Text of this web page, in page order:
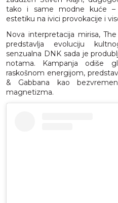
tako i same modne kuće –
estetiku na ivici provokacije i
Nova interpretacija mirisa,
predstavlja evoluciju
senzualna DNK sada je
notama. Kampanja odiše
raskošnom energijom,
& Gabbana kao
magnetizma.